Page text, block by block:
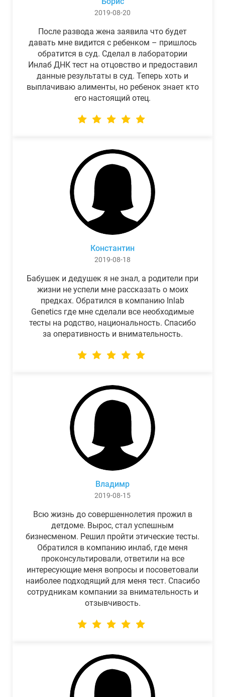
2019-08-20
После развода жена заявила что будет
давать мне видится с ребенком – пришлось
обратится в суд. Сделал в лаборатории
Инлаб ДНК тест на отцовство и предоставил
данные результаты в суд. Теперь хоть и
выплачиваю алименты, но ребенок знает кто
его настоящий отец.
Константин
2019-08-18
Бабушек и дедушек я не знал, а родители при
жизни не успели мне рассказать о моих
предках. Обратился в компанию Inlab
Genetics где мне сделали все необходимые
тесты на родство, национальность. Спасибо
за оперативность и внимательность.
Владимр
2019-08-15
Всю жизнь до совершеннолетия прожил в
детдоме. Вырос, стал успешным
бизнесменом. Решил пройти этические тесты.
Обратился в компанию инлаб, где меня
проконсультировали, ответили на все
интересующие меня вопросы и посоветовали
наиболее подходящий для меня тест. Спасибо
сотрудникам компании за внимательность и
отзывчивость.